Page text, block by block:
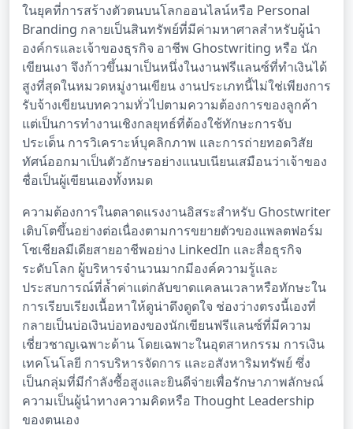
ในยุคที่การสร้างตัวตนบนโลกออนไลน์หรือ Personal
Branding กลายเป็นสินทรัพย์ที่มีค่ามหาศาลสำหรับผู้นำ
องค์กรและเจ้าของธุรกิจ อาชีพ Ghostwriting หรือ นัก
เขียนเงา จึงก้าวขึ้นมาเป็นหนึ่งในงานฟรีแลนซ์ที่ทำเงินได้
สูงที่สุดในหมวดหมู่งานเขียน งานประเภทนี้ไม่ใช่เพียงการ
รับจ้างเขียนบทความทั่วไปตามความต้องการของลูกค้า
แต่เป็นการทำงานเชิงกลยุทธ์ที่ต้องใช้ทักษะการจับ
ประเด็น การวิเคราะห์บุคลิกภาพ และการถ่ายทอดวิสัย
ทัศน์ออกมาเป็นตัวอักษรอย่างแนบเนียนเสมือนว่าเจ้าของ
ชื่อเป็นผู้เขียนเองทั้งหมด
ความต้องการในตลาดแรงงานอิสระสำหรับ Ghostwriter
เติบโตขึ้นอย่างต่อเนื่องตามการขยายตัวของแพลตฟอร์ม
โซเชียลมีเดียสายอาชีพอย่าง LinkedIn และสื่อธุรกิจ
ระดับโลก ผู้บริหารจำนวนมากมีองค์ความรู้และ
ประสบการณ์ที่ล้ำค่าแต่กลับขาดแคลนเวลาหรือทักษะใน
การเรียบเรียงเนื้อหาให้ดูน่าดึงดูดใจ ช่องว่างตรงนี้เองที่
กลายเป็นบ่อเงินบ่อทองของนักเขียนฟรีแลนซ์ที่มีความ
เชี่ยวชาญเฉพาะด้าน โดยเฉพาะในอุตสาหกรรม การเงิน
เทคโนโลยี การบริหารจัดการ และอสังหาริมทรัพย์ ซึ่ง
เป็นกลุ่มที่มีกำลังซื้อสูงและยินดีจ่ายเพื่อรักษาภาพลักษณ์
ความเป็นผู้นำทางความคิดหรือ Thought Leadership
ของตนเอง